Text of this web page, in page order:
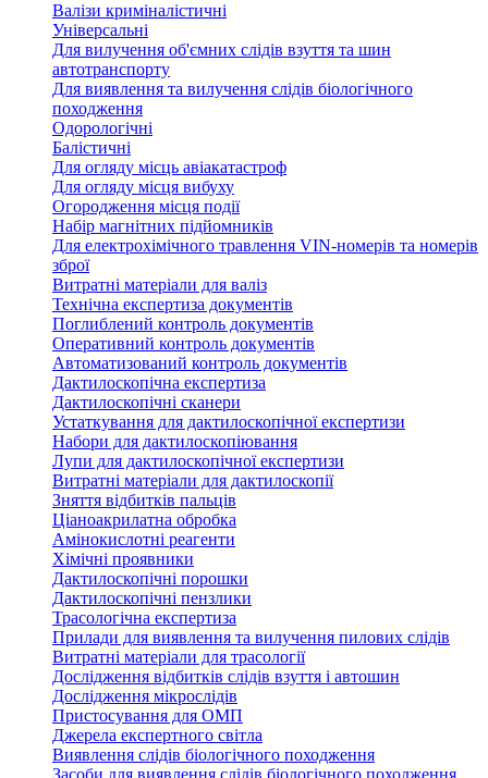
Валізи криміналістичні
Універсальні
Для вилучення об'ємних слідів взуття та шин
автотранспорту
Для виявлення та вилучення слідів біологічного
походження
Одорологічні
Балістичні
Для огляду місць авіакатастроф
Для огляду місця вибуху
Огородження місця події
Набір магнітних підйомників
Для електрохімічного травлення VIN-номерів та номерів
зброї
Витратні матеріали для валіз
Технічна експертиза документів
Поглиблений контроль документів
Оперативний контроль документів
Автоматизований контроль документів
Дактилоскопічна експертиза
Дактилоскопічні сканери
Устаткування для дактилоскопічної експертизи
Набори для дактилоскопіювання
Лупи для дактилоскопічної експертизи
Витратні матеріали для дактилоскопії
Зняття відбитків пальців
Ціаноакрилатна обробка
Амінокислотні реагенти
Хімічні проявники
Дактилоскопічні порошки
Дактилоскопічні пензлики
Трасологічна експертиза
Прилади для виявлення та вилучення пилових слідів
Витратні матеріали для трасології
Дослідження відбитків слідів взуття і автошин
Дослідження мікрослідів
Пристосування для ОМП
Джерела експертного світла
Виявлення слідів біологічного походження
Засоби для виявлення слідів біологічного походження